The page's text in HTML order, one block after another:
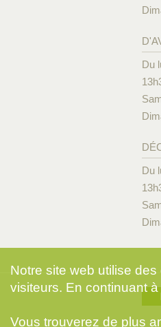
Du
Du
Notre site web utilise
visiteurs. En continuant
Vous trouverez de plus